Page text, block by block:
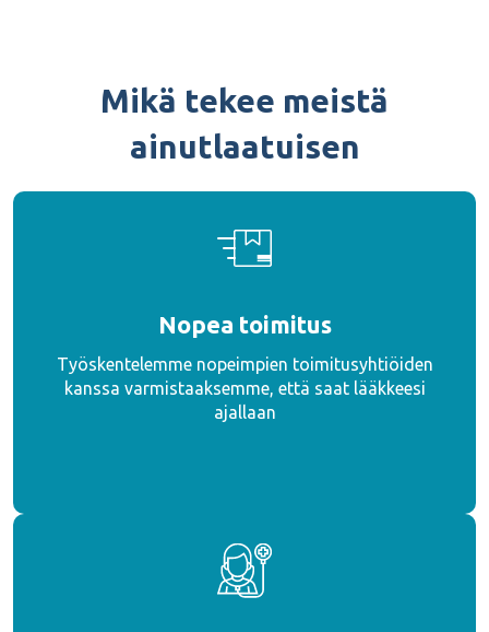
Mikä tekee meistä
ainutlaatuisen
Nopea toimitus
Työskentelemme nopeimpien toimitusyhtiöiden
kanssa varmistaaksemme, että saat lääkkeesi
ajallaan